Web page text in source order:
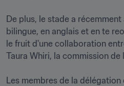
De plus, le stade a
bilingue, en anglais et en te
le fruit d'une collaboration
Taura Whiri, la commission de
Les membres de la